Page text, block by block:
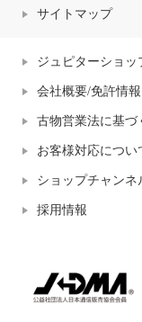
サイトマップ
ジュピターショ
会社概要/免許情報
古物営業法に基づ
お客様対応につい
ショップチャンネ
採用情報